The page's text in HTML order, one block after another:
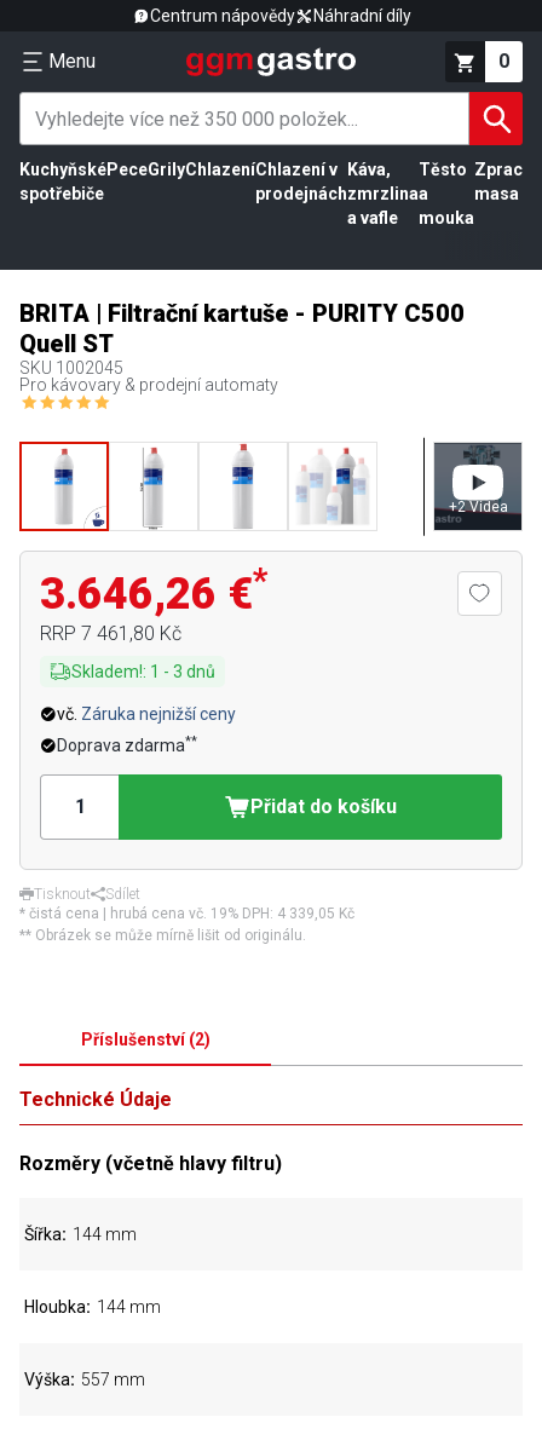
Centrum nápovědy Náhradní díly
Menu 0
Kuchyňské
spotřebiče
PeceGrilyChlazeníChlazení v
prodejnách
Káva,
zmrzlina
a vafle
Těsto
a
mouka
masa
BRITA | Filtrační kartuše - PURITY C500
Quell ST
SKU 1002045
Pro kávovary & prodejní automaty
+2 Videa
3.646,26 €*
RRP 7 461,80 Kč
Skladem!: 1 - 3 dnů
vč. Záruka nejnižší ceny
Doprava zdarma**
Přidat do košíku
Tisknout
Sdílet
* čistá cena | hrubá cena vč. 19% DPH: 4 339,05 Kč
** Obrázek se může mírně lišit od originálu.
Příslušenství(2)
Technické Údaje
Rozměry (včetně hlavy filtru)
Šířka 144 mm
Hloubka 144 mm
Výška 557 mm